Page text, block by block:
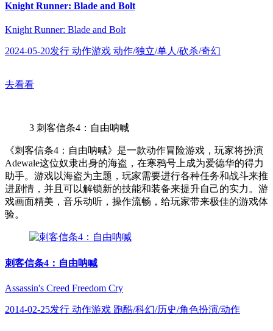
Knight Runner: Blade and Bolt
Knight Runner: Blade and Bolt
2024-05-20发行 动作游戏 动作/独立/单人/砍杀/奇幻
去看看
3 刺客信条4：自由呐喊
《刺客信条4：自由呐喊》是一款动作冒险游戏，玩家将扮演
Adewale这位奴隶出身的海盗，在寒鸦号上成为爱德华的得力
助手。游戏以海盗为主题，玩家需要进行各种任务和战斗来推
进剧情，并且可以解锁新的技能和装备来提升自己的实力。游
戏画面精美，音乐动听，操作流畅，给玩家带来极佳的游戏体
验。
刺客信条4：自由呐喊
Assassin's Creed Freedom Cry
2014-02-25发行 动作游戏 跑酷/科幻/历史/角色扮演/动作